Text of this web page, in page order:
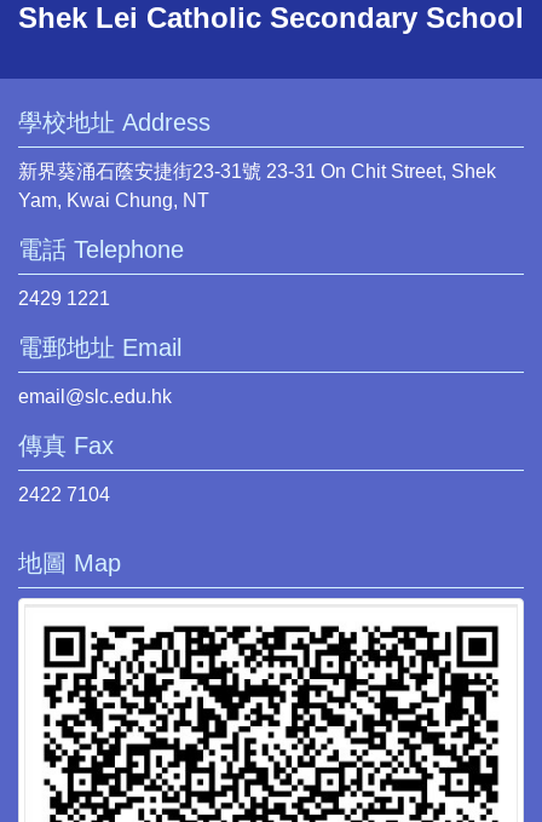
Shek Lei Catholic Secondary School
學校地址 Address
新界葵涌石蔭安捷街23-31號 23-31 On Chit Street, Shek
Yam, Kwai Chung, NT
電話 Telephone
2429 1221
電郵地址 Email
email@slc.edu.hk
傳真 Fax
2422 7104
地圖 Map